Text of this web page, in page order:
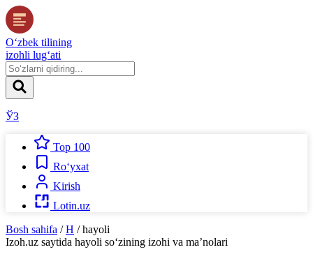
O‘zbek tilining
izohli lug‘ati
ЎЗ
Top 100
Ro‘yxat
Kirish
Lotin.uz
Bosh sahifa / H / hayoli
Izoh.uz saytida hayoli so‘zining izohi va ma’nolari